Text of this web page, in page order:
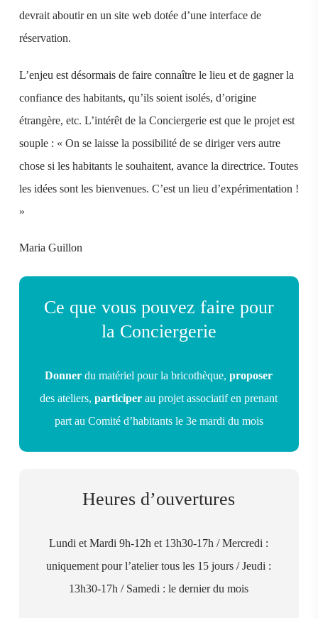
devrait aboutir en un site web dotée d’une interface de
réservation.
L’enjeu est désormais de faire connaître le lieu et de gagner la
confiance des habitants, qu’ils soient isolés, d’origine
étrangère, etc. L’intérêt de la Conciergerie est que le projet est
souple : « On se laisse la possibilité de se diriger vers autre
chose si les habitants le souhaitent, avance la directrice. Toutes
les idées sont les bienvenues. C’est un lieu d’expérimentation !
»
Maria Guillon
Ce que vous pouvez faire pour
la Conciergerie
Donner du matériel pour la bricothèque,proposer
des ateliers,participerau projet associatif en prenant
part au Comité d’habitants le 3e mardi du mois
Heures d’ouvertures
Lundi et Mardi 9h-12h et 13h30-17h / Mercredi :
uniquement pour l’atelier tous les 15 jours / Jeudi :
13h30-17h / Samedi : le dernier du mois